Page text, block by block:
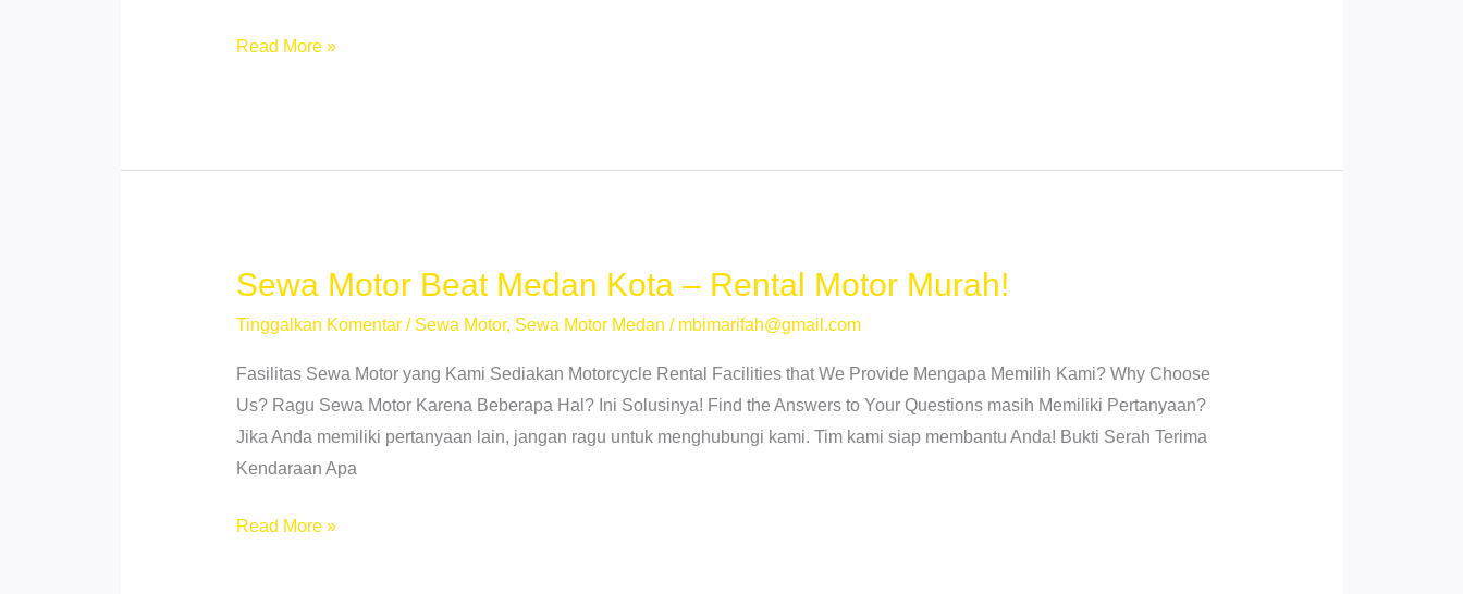
Sewa
di
Read More »
Sewa Motor Beat Medan Kota – Rental Motor Murah!
Tinggalkan Komentar / Sewa Motor, Sewa Motor Medan / mbimarifah@gmail.com
Fasilitas Sewa Motor yang Kami Sediakan Motorcycle Rental Facilities that We Provide Mengapa Memilih Kami? Why Choose
Us? Ragu Sewa Motor Karena Beberapa Hal? Ini Solusinya! Find the Answers to Your Questions masih Memiliki Pertanyaan?
Jika Anda memiliki pertanyaan lain, jangan ragu untuk menghubungi kami. Tim kami siap membantu Anda! Bukti Serah Terima
Kendaraan Apa
Sewa
Read More »